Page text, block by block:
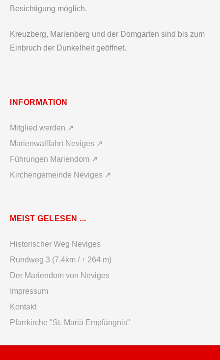
Besichtigung möglich.
Kreuzberg, Marienberg und der Domgarten sind bis zum
Einbruch der Dunkelheit geöffnet.
INFORMATION
Mitglied werden ↗
Marienwallfahrt Neviges ↗
Führungen Mariendom ↗
Kirchengemeinde Neviges ↗
MEIST GELESEN ...
Historischer Weg Neviges
Rundweg 3 (7,4km / ↑ 264 m)
Der Mariendom von Neviges
Impressum
Kontakt
Pfarrkirche "St. Mariä Empfängnis"